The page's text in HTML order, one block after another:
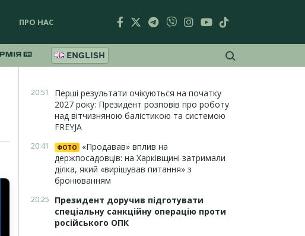
ПРО НАС
ENGLISH
20:51
Перші результати очікуються на початку
2027 року: Президент розповів про роботу
над вітчизняною балістикою та системою
FREYJA
20:41 ФОТО
«Продавав» вплив на
держпосадовців: на Харківщині затримали
ділка, який «вирішував питання» з
бронюванням
20:25
Президент доручив підготувати
спеціальну санкційну операцію проти
російського ОПК